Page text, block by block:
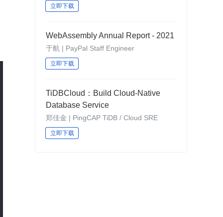
立即下载
WebAssembly Annual Report - 2021
于航 | PayPal Staff Engineer
立即下载
TiDBCloud：Build Cloud-Native
Database Service
郑佳金 | PingCAP TiDB / Cloud SRE
立即下载